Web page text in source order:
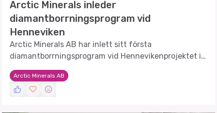
Arctic Minerals inleder
diamantborrningsprogram vid
Henneviken
Arctic Minerals AB har inlett sitt första
diamantborrningsprogram vid Hennevikenprojektet i
Sverige för att utöka sina mineraltillgångar.
Arctic Minerals AB